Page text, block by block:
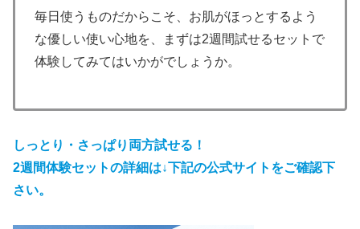
毎日使うものだからこそ、お肌がほっとするよう
な優しい使い心地を、まずは2週間試せるセットで
体験してみてはいかがでしょうか。
しっとり・さっぱり両方試せる！
2週間体験セットの詳細は↓下記の公式サイトをご確認下
さい。